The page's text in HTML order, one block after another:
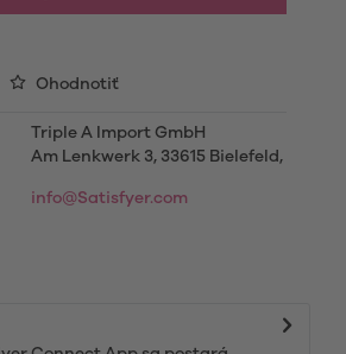
Ohodnotiť
Triple A Import GmbH
Am Lenkwerk 3, 33615 Bielefeld,
info@Satisfyer.com